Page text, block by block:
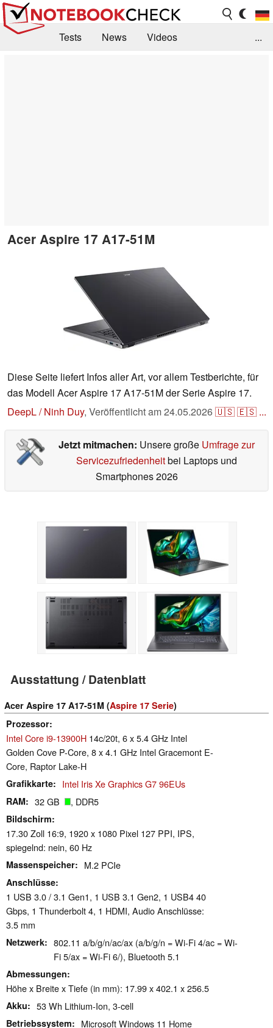
Tests News
Videos
...
Acer Aspire 17 A17-51M
Diese Seite liefert Infos aller Art, vor allem Testberichte, für
das Modell Acer Aspire 17 A17-51M der Serie Aspire 17.
DeepL / Ninh Duy, Veröffentlicht am24.05.2026🇺🇸🇪🇸 ...
Jetzt mitmachen: Unsere große Umfrage zur
Servicezufriedenheitbei Laptops und
Smartphones 2026
Ausstattung / Datenblatt
Acer Aspire 17 A17-51M (Aspire 17 Serie)
Prozessor
Intel Core i9-13900H 14c/20t, 6 x 5.4 GHz Intel
Golden Cove P-Core, 8 x 4.1 GHz Intel Gracemont E-
Core, Raptor Lake-H
Grafikkarte Intel Iris Xe Graphics G7 96EUs
RAM 32 GB , DDR5
Bildschirm
17.30 Zoll 16:9, 1920 x 1080 Pixel 127 PPI, IPS,
spiegelnd: nein, 60 Hz
Massenspeicher M.2 PCIe
Anschlüsse
1 USB 3.0 / 3.1 Gen1, 1 USB 3.1 Gen2, 1 USB4 40
Gbps, 1 Thunderbolt 4, 1 HDMI, Audio Anschlüsse:
3.5 mm
Netzwerk
802.11 a/b/g/n/ac/ax (a/b/g/n = Wi-Fi 4/ac = Wi-
Fi 5/ax = Wi-Fi 6/), Bluetooth 5.1
Abmessungen
Höhe x Breite x Tiefe (in mm): 17.99 x 402.1 x 256.5
Akku 53 Wh Lithium-Ion, 3-cell
Betriebssystem Microsoft Windows 11 Home